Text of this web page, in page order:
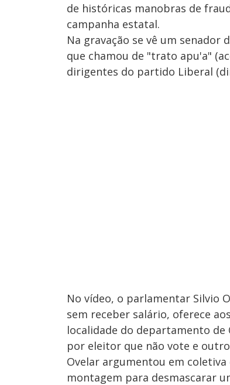
de históricas manobras de
campanha estatal.
Na gravação se vê um
que chamou de "trato apu'a"
dirigentes do partido Liberal
No vídeo, o parlamentar Silvio
sem receber salário, oferece
localidade do departamento de
por eleitor que não vote e
Ovelar argumentou em
montagem para desmascarar